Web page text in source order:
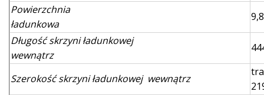
Powierzchnia
ładunkowa
9,8
Długość skrzyni ładunkowej
wewnątrz
Szerokość skrzyni ładunkowej wewnątrz